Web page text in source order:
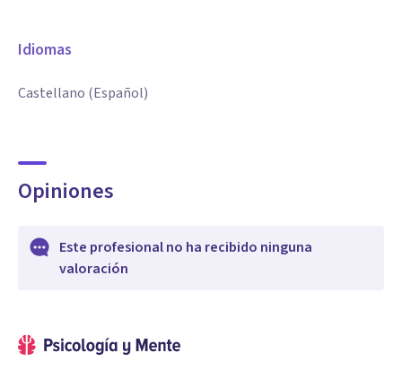
Idiomas
Castellano (Español)
Opiniones
Este profesional no ha recibido ninguna
valoración